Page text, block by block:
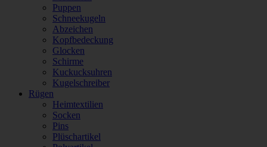
Puppen
Schneekugeln
Abzeichen
Kopfbedeckung
Glocken
Schirme
Kuckucksuhren
Kugelschreiber
Rügen
Heimtextilien
Socken
Pins
Plüschartikel